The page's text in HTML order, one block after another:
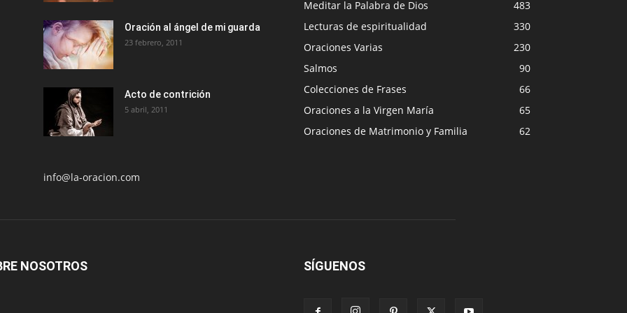
Oración al ángel de mi guarda
23 febrero, 2011
Acto de contrición
5 abril, 2011
info@la-oracion.com
Meditar la Palabra de Dios
483
Lecturas de espiritualidad
330
Oraciones Varias
230
Salmos
90
Colecciones de Frases
66
Oraciones a la Virgen María
65
Oraciones de Matrimonio y Familia
62
NOSOTROS SÍGUENOS